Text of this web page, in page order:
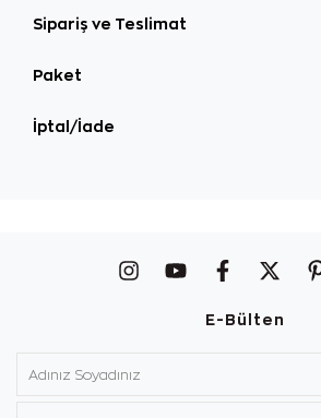
Sipariş ve Teslimat
Paket
İptal/İade
E-Bülten